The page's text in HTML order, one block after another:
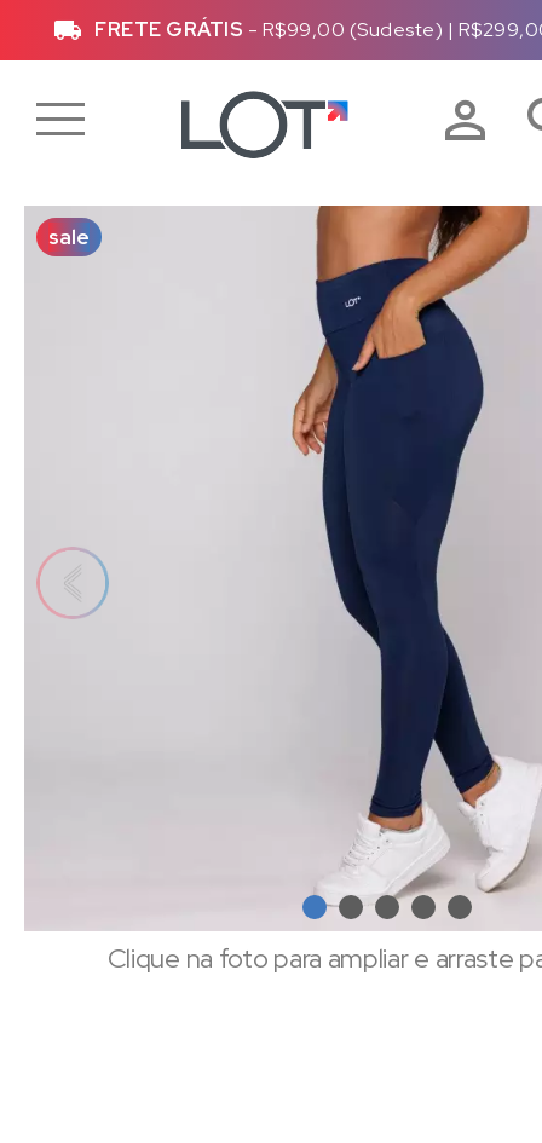
FRETE GRÁTIS - R$99,00 (Sudeste) |
sale
Clique na foto para ampliar e arraste